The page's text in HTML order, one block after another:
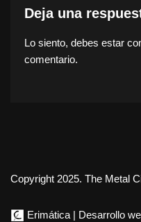
Deja una
Lo siento, debes estar
comentario.
Copyright 2025. The Metal
Erimática | Desarrollo